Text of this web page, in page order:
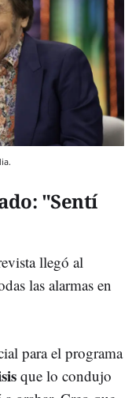
"Sentí
llegó al
las alarmas en
para el programa
que lo condujo